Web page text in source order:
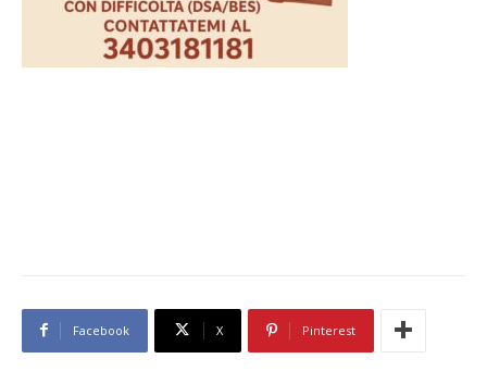
Facebook X Pinterest